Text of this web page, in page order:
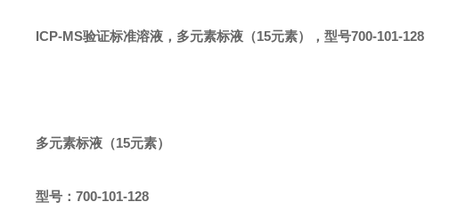
ICP-MS验证标准溶液 ，多元素标液 （15元素） ，型号700-101-128
多元素标液 （15元素）
型号： 700-101-128